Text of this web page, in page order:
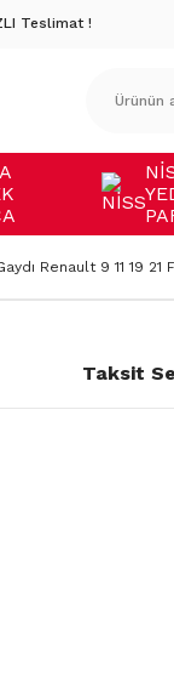
Teslimat !
Renault 9 11 19
Taksit